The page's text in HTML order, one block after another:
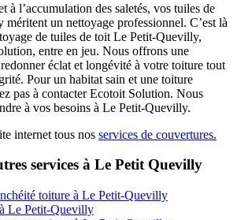
à l’accumulation des saletés, vos tuiles de
un nettoyage professionnel. C’est là
de tuiles de toit Le Petit-Quevilly,
entre en jeu. Nous offrons une
éclat et longévité à votre toiture tout
Pour un habitat sain et une toiture
pas à contacter Ecotoit Solution. Nous
à vos besoins à Le Petit-Quevilly.
internet tous nos services de couvertures.
services à Le Petit Quevilly
toiture à Le Petit-Quevilly
Le Petit-Quevilly